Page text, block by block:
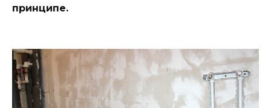
принципе.